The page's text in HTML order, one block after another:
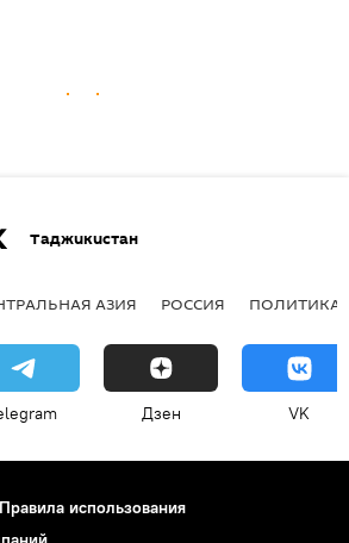
Таджикистан
АЗИЯ РОССИЯ ПОЛИТИКА
Дзен VK
Правила использования